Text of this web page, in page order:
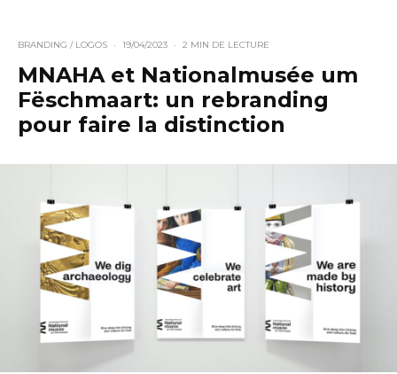
BRANDING / LOGOS · 19/04/2023 · 2 MIN DE LECTURE
MNAHA et Nationalmusée um
Fëschmaart: un rebranding
pour faire la distinction